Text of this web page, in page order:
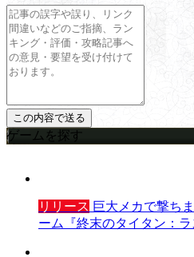
ゲームを探す
リリース 巨大メカで撃ち
ーム『終末のタイタン：